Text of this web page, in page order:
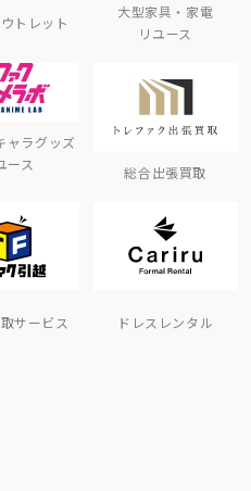
トレット
大型家具・家電
リユース
ャラグッズ
ース
総合出張買取
サービス ドレスレンタル